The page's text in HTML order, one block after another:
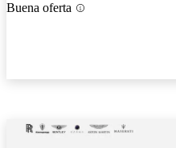
Buena oferta